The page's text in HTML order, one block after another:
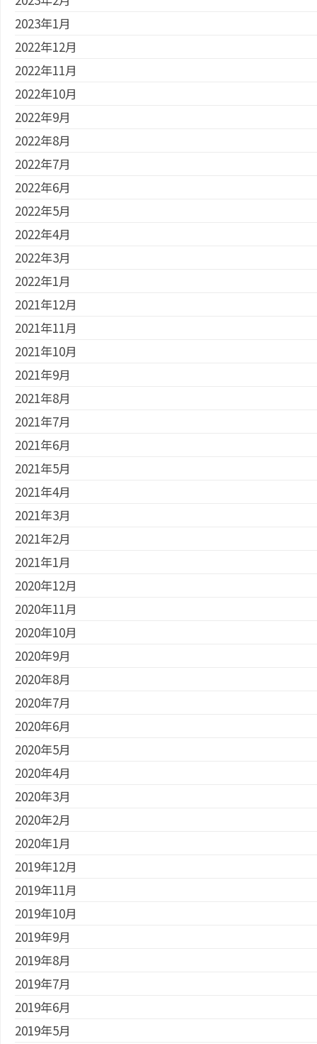
2023年1月
2022年12月
2022年11月
2022年10月
2022年9月
2022年8月
2022年7月
2022年6月
2022年5月
2022年4月
2022年3月
2022年1月
2021年12月
2021年11月
2021年10月
2021年9月
2021年8月
2021年7月
2021年6月
2021年5月
2021年4月
2021年3月
2021年2月
2021年1月
2020年12月
2020年11月
2020年10月
2020年9月
2020年8月
2020年7月
2020年6月
2020年5月
2020年4月
2020年3月
2020年2月
2020年1月
2019年12月
2019年11月
2019年10月
2019年9月
2019年8月
2019年7月
2019年6月
2019年5月